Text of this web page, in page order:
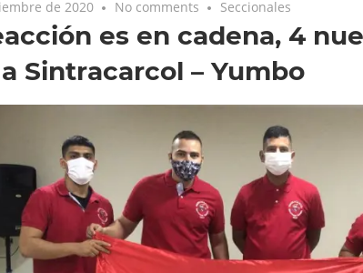
de 2020 No comments Seccionales
es en cadena, 4
Sintracarcol – Yumbo